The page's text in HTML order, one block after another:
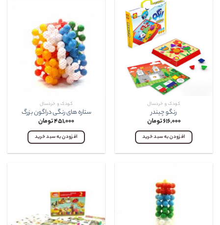
کودک و خردسال
رنگو چيندر
۶۱۶,۰۰۰تومان
افزودن به سبد خرید
کودک و خردسال
ستاره های رنگی دراگون بزرگ
۴۵۱,۰۰۰تومان
افزودن به سبد خرید